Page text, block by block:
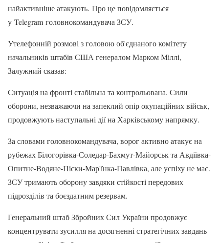
найактивніше атакують. Про це повідомляється
у Telegram головнокомандувача ЗСУ.
Утелефонній розмові з головою об'єднаного комітету
начальників штабів США генералом Марком Міллі,
Залужний сказав:
Ситуація на фронті стабільна та контрольована. Сили
оборони, незважаючи на запеклий опір окупаційних військ,
продовжують наступальні дії на Харківському напрямку.
За словами головнокомандувача, ворог активно атакує на
рубежах Білогорівка-Соледар-Бахмут-Майорськ та Авдіївка-
Опитне-Водяне-Піски-Мар'їнка-Павлівка, але успіху не має.
ЗСУ тримають оборону завдяки стійкості передових
підрозділів та боєздатним резервам.
Генеральний штаб Збройних Сил України продовжує
концентрувати зусилля на досягненні стратегічних завдань